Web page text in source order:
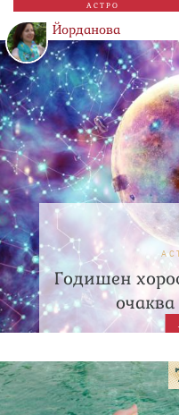
АСТРО
Йорданова
Годишен